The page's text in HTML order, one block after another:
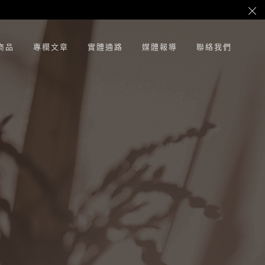
品 專欄文章 實體通路 媒體報導 聯絡我們